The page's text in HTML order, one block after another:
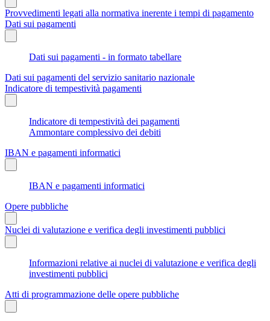
Provvedimenti legati alla normativa inerente i tempi di pagamento
Dati sui pagamenti
Dati sui pagamenti - in formato tabellare
Dati sui pagamenti del servizio sanitario nazionale
Indicatore di tempestività pagamenti
Indicatore di tempestività dei pagamenti
Ammontare complessivo dei debiti
IBAN e pagamenti informatici
IBAN e pagamenti informatici
Opere pubbliche
Nuclei di valutazione e verifica degli investimenti pubblici
Informazioni relative ai nuclei di valutazione e verifica degli
investimenti pubblici
Atti di programmazione delle opere pubbliche